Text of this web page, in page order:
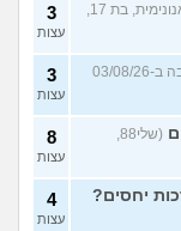
(אנונימית, בת 17,
3
עצות
(שירה, בת 18, כתבה ב-03/08/26
3
עצות
(שלי88,
8
עצות
יחסים? 4
עצות